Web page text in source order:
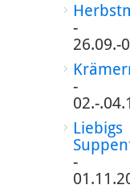
-
26.09.-
-
02.-
Liebigs
-